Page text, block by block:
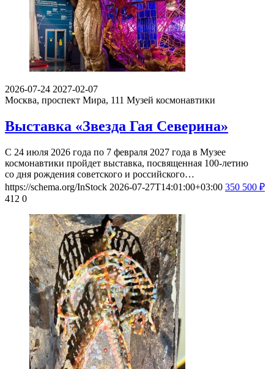
2026-07-24 2027-02-07
Москва, проспект Мира, 111 Музей космонавтики
Выставка «Звезда Гая Северина»
С 24 июля 2026 года по 7 февраля 2027 года в Музее
космонавтики пройдет выставка, посвященная 100-летию
со дня рождения советского и российского…
https://schema.org/InStock 2026-07-27T14:01:00+03:00 350 500 ₽
412 0